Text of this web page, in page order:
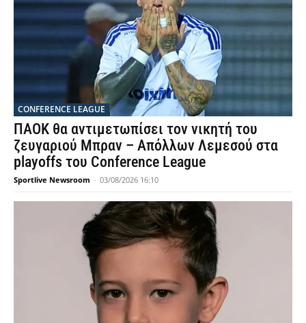
CONFERENCE LEAGUE
ΠΑΟΚ θα αντιμετωπίσει τον νικητή του
ζευγαριού Μπραν – Απόλλων Λεμεσού στα
playoffs του Conference League
Sportlive Newsroom - 03/08/2026 16:10